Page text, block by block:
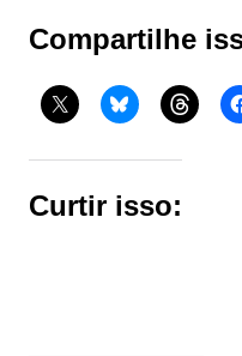
Compartilhe
Curtir isso: